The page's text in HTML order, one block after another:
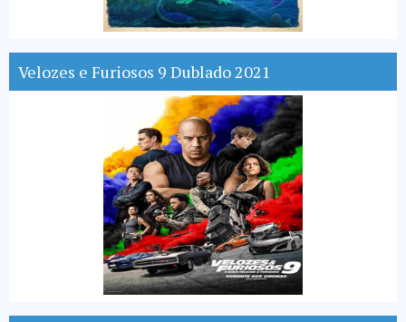
Velozes e Furiosos 9 Dublado 2021